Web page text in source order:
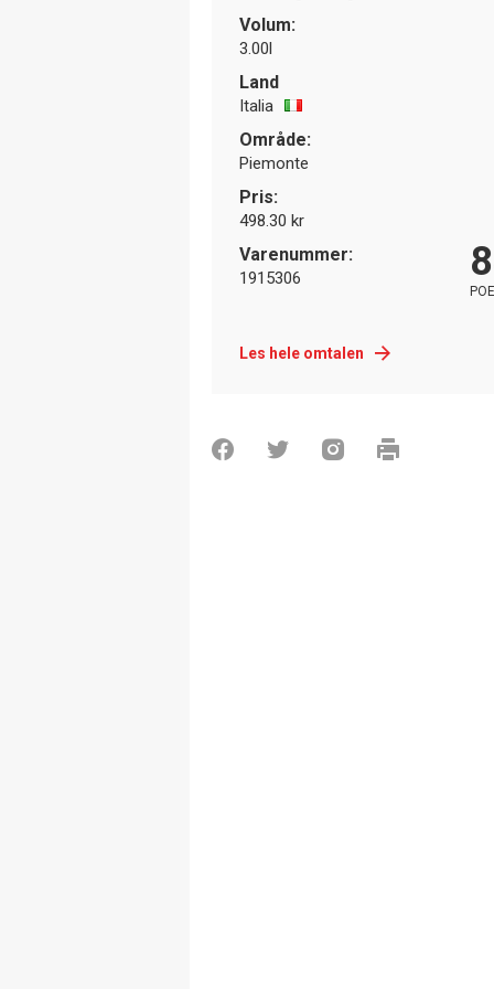
Volum:
3.00l
Land
Italia
Område:
Piemonte
Pris:
498.30 kr
Varenummer:
1915306
Les hele omtalen